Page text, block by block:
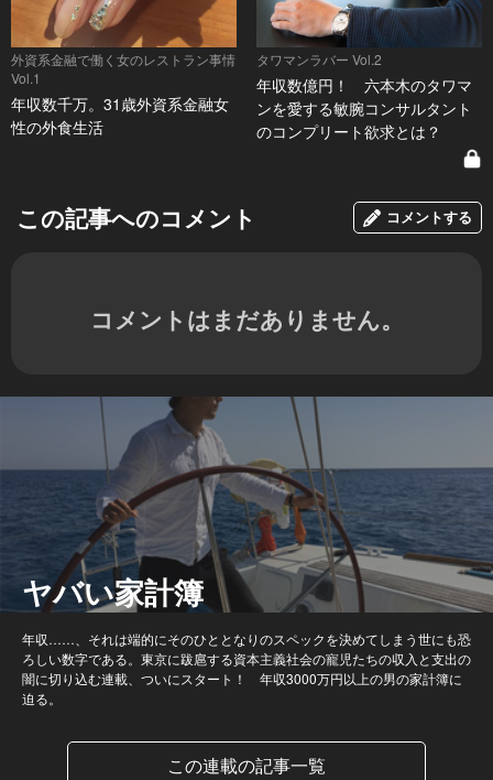
外資系金融で働く女のレストラン事情
Vol.1
年収数千万。31歳外資系金融女
性の外食生活
タワマンラバー Vol.2
年収数億円！ 六本木のタワマ
ンを愛する敏腕コンサルタント
のコンプリート欲求とは？
この記事へのコメント コメントする
コメントはまだありません。
ヤバい家計簿
年収……、それは端的にそのひととなりのスペックを決めてしまう世にも恐
ろしい数字である。東京に跋扈する資本主義社会の寵児たちの収入と支出の
闇に切り込む連載、ついにスタート！ 年収3000万円以上の男の家計簿に
迫る。
この連載の記事一覧